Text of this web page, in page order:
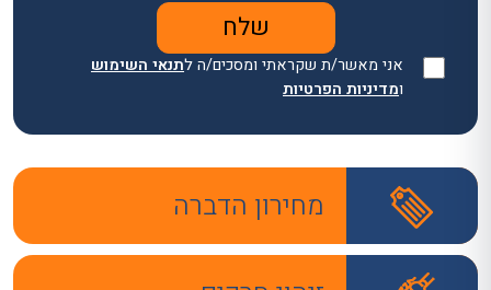
אני מאשר/ת שקראתי ומסכים/ה לתנאי השימוש
ומדיניות הפרטיות
מחירון הדברה